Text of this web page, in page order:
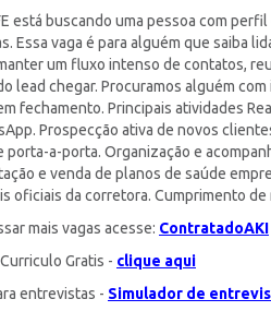
está buscando uma pessoa com
Essa vaga é para alguém que saiba
um fluxo intenso de contatos,
lead chegar. Procuramos alguém
fechamento. Principais atividades
Prospecção ativa de novos
porta-a-porta. Organização e
e venda de planos de saúde
oficiais da corretora. Cumprimento de
mais vagas acesse: ContratadoAKI
Gratis - clique aqui
entrevistas - Simulador de